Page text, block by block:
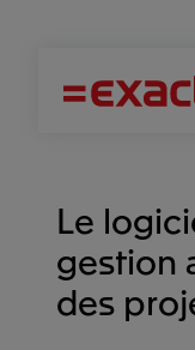
Le
gestion
des